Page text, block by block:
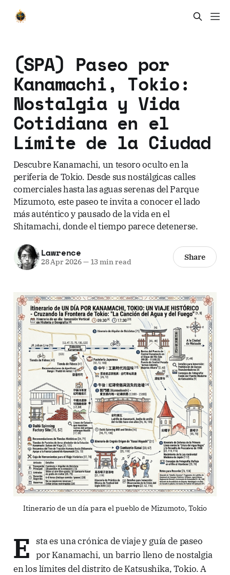
(SPA) Paseo por
Kanamachi, Tokio:
Nostalgia y Vida
Cotidiana en el
Límite de la Ciudad
Descubre Kanamachi, un tesoro oculto en la
periferia de Tokio. Desde sus nostálgicas calles
comerciales hasta las aguas serenas del Parque
Mizumoto, este paseo te invita a conocer el lado
más auténtico y pausado de la vida en el
Shitamachi, donde el tiempo parece detenerse.
Lawrence
28 Apr 2026—13 min read Share
Itinerario de un día para el pueblo de Mizumoto, Tokio
E
sta es una crónica de viaje y guía de paseo
por Kanamachi, un barrio lleno de nostalgia
en los límites del distrito de Katsushika, Tokio. A